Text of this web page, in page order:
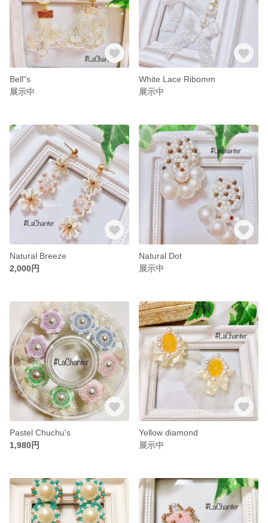
Bell"s
展示中
White Lace Ribomm
展示中
Natural Breeze
2,000円
Natural Dot
展示中
Pastel Chuchu's
1,980円
Yellow diamond
展示中